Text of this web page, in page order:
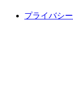
プライバシ